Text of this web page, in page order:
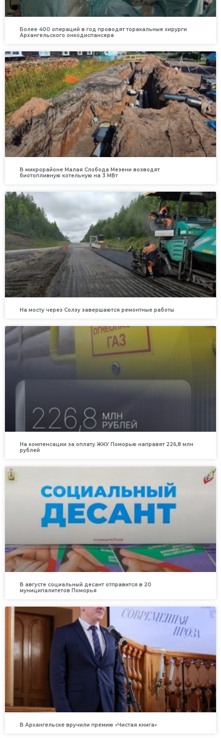
Более 400 операций в год проводят торакальные хирурги
Архангельского онкодиспансера
В микрорайоне Малая Слобода Мезени возводят
биотопливную котельную на 3 МВт
На мосту через Солзу завершаются ремонтные работы
На компенсации за оплату ЖКУ Поморью направят 226,8 млн
рублей
В августе социальный десант отправится в 20
муниципалитетов Поморья
В Архангельске вручили премию «Чистая книга»